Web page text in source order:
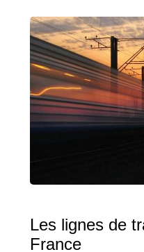
Les lignes de
France